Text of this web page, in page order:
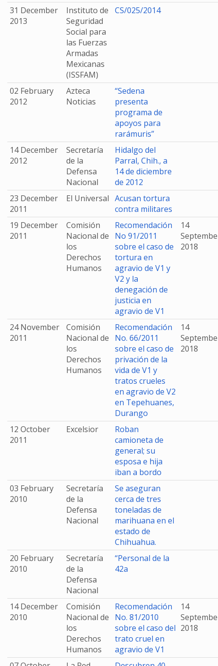
31 December
2013
Instituto de
Seguridad
Social para
las Fuerzas
Armadas
Mexicanas
(ISSFAM)
CS/025/2014
02 February
2012
Azteca
Noticias
“Sedena
presenta
programa de
apoyos para
rarámuris”
14 December
2012
Secretaría
de la
Defensa
Nacional
Hidalgo del
Parral, Chih., a
14 de diciembre
de 2012
23 December
2011
El Universal Acusan tortura
contra militares
19 December
2011
Comisión
Nacional de
los
Derechos
Humanos
Recomendación
No 91/2011
sobre el caso de
tortura en
agravio de V1 y
V2 y la
denegación de
justicia en
agravio de V1
14
2018
24 November
2011
Comisión
Nacional de
los
Derechos
Humanos
Recomendación
No. 66/2011
sobre el caso de
privación de la
vida de V1 y
tratos crueles
en agravio de V2
en Tepehuanes,
Durango
14
2018
12 October
2011
Excelsior
Roban
camioneta de
general; su
esposa e hija
iban a bordo
03 February
2010
Secretaría
de la
Defensa
Nacional
Se aseguran
cerca de tres
toneladas de
marihuana en el
estado de
Chihuahua.
20 February
2010
Secretaría
de la
Defensa
Nacional
“Personal de la
42a
14 December
2010
Comisión
Nacional de
los
Derechos
Humanos
Recomendación
No. 81/2010
sobre el caso del
trato cruel en
agravio de V1
14
2018